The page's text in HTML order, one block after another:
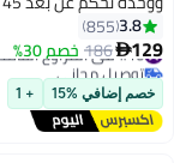
NPF1634RT أبيض
3.8
855
129
186 خصم 30% #16 في المراوح القائمة
توصيل مجاني
#16 في المراوح القائمة
خصم إضافي %15 + 1